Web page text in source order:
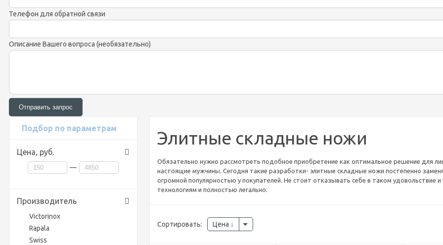
Телефон для обратной связи
Описание Вашего вопроса (необязательно)
Подбор по параметрам
Цена, руб.
—
Производитель
Victorinox
Rapala
Swiss
Элитные складные ножи
Обязательно нужно рассмотреть подобное приобретение как оптимальное решение для
настоящие мужчины. Сегодня такие разработки- элитные складные ножи постепенно
огромной популярностью у покупателей. Не стоит отказывать себе в таком удовольствие
технологиям и полностью легально.
Сортировать: Цена